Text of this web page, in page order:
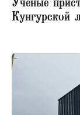
Ученые
Кунгурской